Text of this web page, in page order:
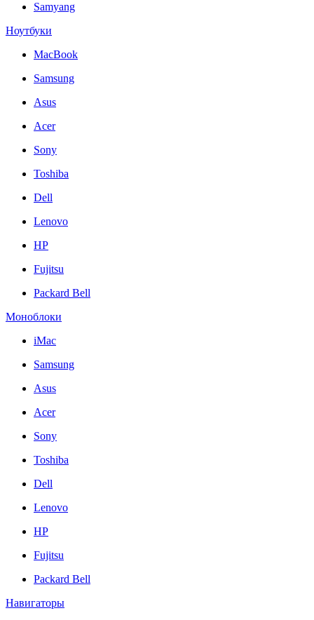
Samyang
Ноутбуки
MacBook
Samsung
Asus
Acer
Sony
Toshiba
Dell
Lenovo
HP
Fujitsu
Packard Bell
Моноблоки
iMac
Samsung
Asus
Acer
Sony
Toshiba
Dell
Lenovo
HP
Fujitsu
Packard Bell
Навигаторы